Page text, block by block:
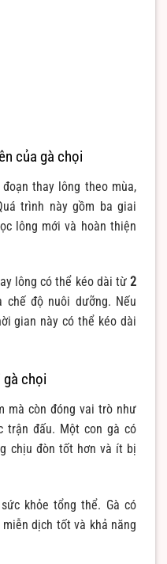
của gà chọi
thay lông theo mùa,
trình này gồm ba giai
lông mới và hoàn thiện
lông có thể kéo dài từ 2
độ nuôi dưỡng. Nếu
gian này có thể kéo dài
chọi
mà còn đóng vai trò như
trận đấu. Một con gà có
chịu đòn tốt hơn và ít bị
khỏe tổng thể. Gà có
dịch tốt và khả năng